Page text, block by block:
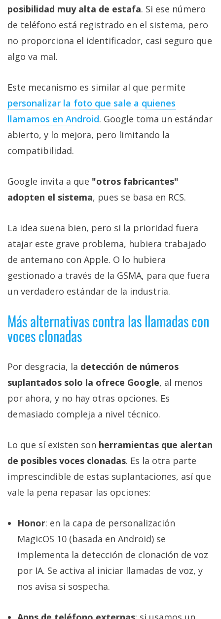
posibilidad muy alta de estafa. Si ese número
de teléfono está registrado en el sistema, pero
no proporciona el identificador, casi seguro que
algo va mal.
Este mecanismo es similar al que permite
personalizar la foto que sale a quienes
llamamos en Android. Google toma un estándar
abierto, y lo mejora, pero limitando la
compatibilidad.
Google invita a que "otros fabricantes"
adopten el sistema, pues se basa en RCS.
La idea suena bien, pero si la prioridad fuera
atajar este grave problema, hubiera trabajado
de antemano con Apple. O lo hubiera
gestionado a través de la GSMA, para que fuera
un verdadero estándar de la industria.
Más alternativas contra las llamadas con
voces clonadas
Por desgracia, la detección de números
suplantados solo la ofrece Google, al menos
por ahora, y no hay otras opciones. Es
demasiado compleja a nivel técnico.
Lo que sí existen son herramientas que alertan
de posibles voces clonadas. Es la otra parte
imprescindible de estas suplantaciones, así que
vale la pena repasar las opciones:
Honor: en la capa de personalización
MagicOS 10 (basada en Android) se
implementa la detección de clonación de voz
por IA. Se activa al iniciar llamadas de voz, y
nos avisa si sospecha.